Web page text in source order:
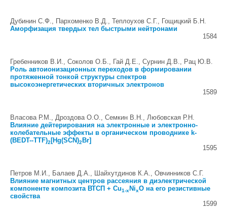
Дубинин С.Ф., Пархоменко В.Д., Теплоухов С.Г., Гощицкий Б.Н.
Аморфизация твердых тел быстрыми нейтронами
1584
Гребенников В.И., Соколов О.Б., Гай Д.Е., Сурнин Д.В., Рац Ю.В.
Роль автоионизационных переходов в формировании
протяженной тонкой структуры спектров
высокоэнергетических вторичных электронов
1589
Власова Р.М., Дроздова О.О., Семкин В.Н., Любовская Р.Н.
Влияние дейтерирования на электронные и электронно-
колебательные эффекты в органическом проводнике k-
(BEDT--TTF)2 [Hg(SCN)2 Br]
1595
Петров М.И., Балаев Д.А., Шайхутдинов К.А., Овчинников С.Г.
Влияние магнитных центров рассеяния в диэлектрической
компоненте композита ВТСП + Cu1-x NixO на его резистивные
свойства
1599